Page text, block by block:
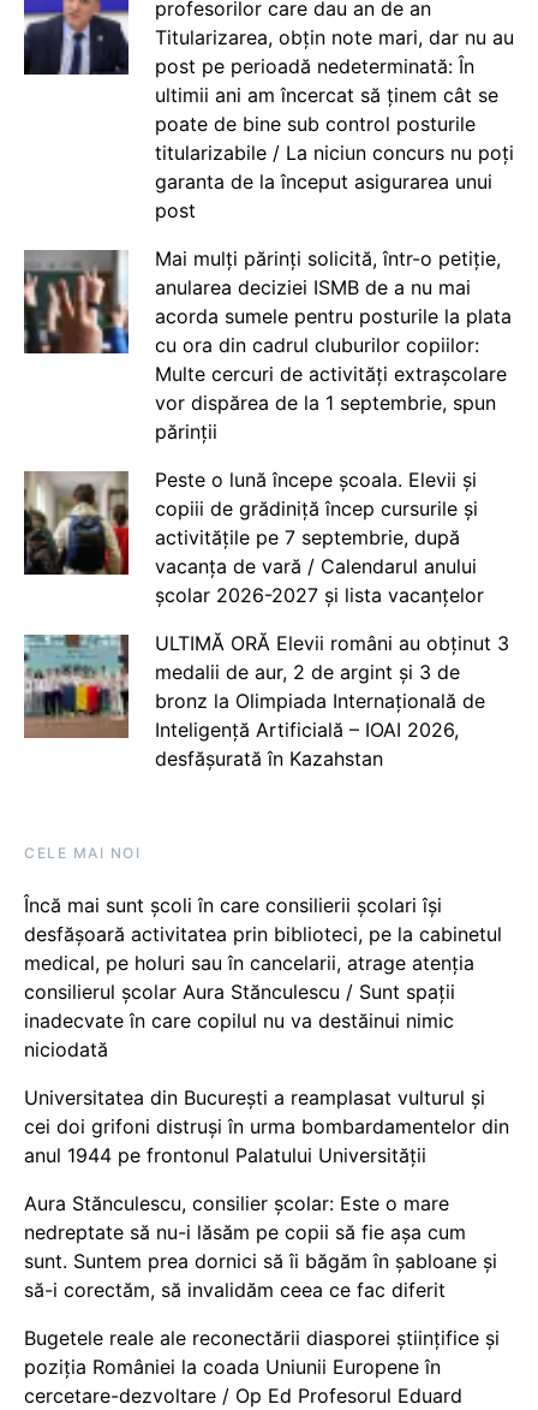
profesorilor care dau an de an
Titularizarea, obțin note mari, dar nu au
post pe perioadă nedeterminată: În
ultimii ani am încercat să ținem cât se
poate de bine sub control posturile
titularizabile / La niciun concurs nu poți
garanta de la început asigurarea unui
post
Mai mulți părinți solicită, într-o petiție,
anularea deciziei ISMB de a nu mai
acorda sumele pentru posturile la plata
cu ora din cadrul cluburilor copiilor:
Multe cercuri de activități extrașcolare
vor dispărea de la 1 septembrie, spun
părinții
Peste o lună începe școala. Elevii și
copiii de grădiniță încep cursurile și
activitățile pe 7 septembrie, după
vacanța de vară / Calendarul anului
școlar 2026-2027 și lista vacanțelor
ULTIMĂ ORĂ Elevii români au obținut 3
medalii de aur, 2 de argint și 3 de
bronz la Olimpiada Internațională de
Inteligență Artificială – IOAI 2026,
desfășurată în Kazahstan
CELE MAI NOI
Încă mai sunt școli în care consilierii școlari își
desfășoară activitatea prin biblioteci, pe la cabinetul
medical, pe holuri sau în cancelarii, atrage atenția
consilierul școlar Aura Stănculescu / Sunt spații
inadecvate în care copilul nu va destăinui nimic
niciodată
Universitatea din București a reamplasat vulturul și
cei doi grifoni distruși în urma bombardamentelor din
anul 1944 pe frontonul Palatului Universității
Aura Stănculescu, consilier școlar: Este o mare
nedreptate să nu-i lăsăm pe copii să fie așa cum
sunt. Suntem prea dornici să îi băgăm în șabloane și
să-i corectăm, să invalidăm ceea ce fac diferit
Bugetele reale ale reconectării diasporei științifice și
poziția României la coada Uniunii Europene în
cercetare-dezvoltare / Op Ed Profesorul Eduard